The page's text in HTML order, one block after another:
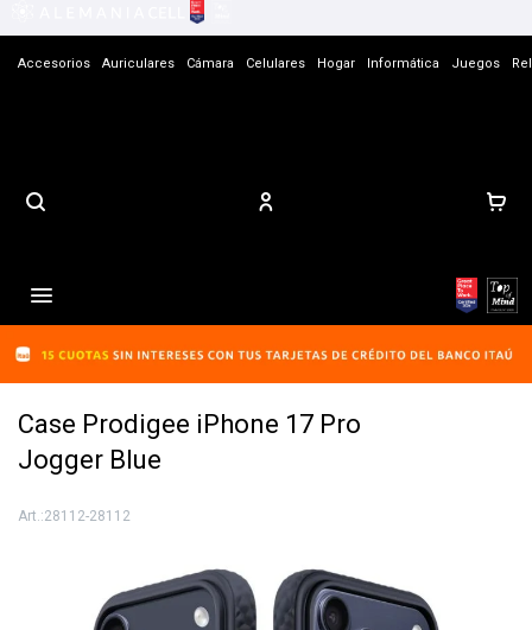
Accesorios Auriculares Cámara Celulares Hogar Informática Juegos

Case Prodigee iPhone 17 Pro
Jogger Blue
28112-28112